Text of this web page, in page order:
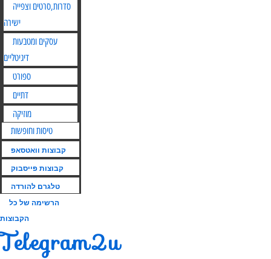
סדרות,סרטים וצפייה
ישירה
עסקים ומטבעות
דיגיטליים
ספורט
דתיים
מוזיקה
טיסות וחופשות
קבוצות וואטסאפ
קבוצות פייסבוק
טלגרם להורדה
הרשימה של כל
הקבוצות
Telegram2u